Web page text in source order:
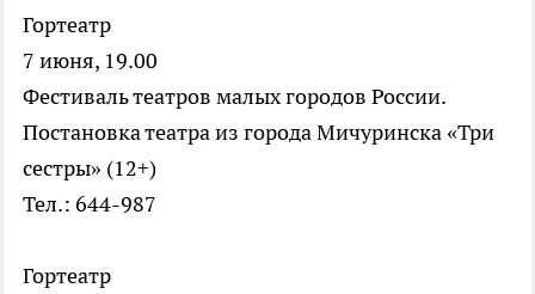
Гортеатр
7 июня, 19.00
Фестиваль театров малых городов России.
Постановка театра из города Мичуринска «Три
сестры» (12+)
Тел.: 644-987
Гортеатр